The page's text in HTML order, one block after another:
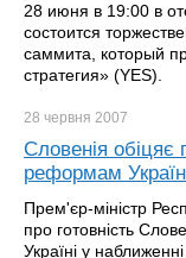
28 июня в 19:00 в
состоится
саммита, который
стратегия» (YES).
28 червня 2007
Словенія обіцяє
реформам
Прем'єр-міністр
про готовність
Україні у